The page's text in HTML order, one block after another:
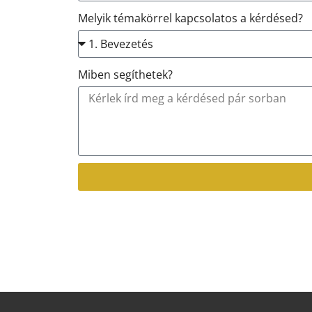
Melyik témakörrel kapcsolatos a kérdésed?
Miben segíthetek?